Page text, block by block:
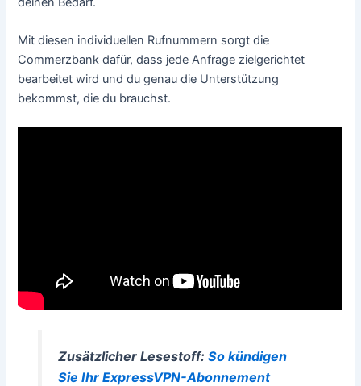
Mit diesen individuellen Rufnummern sorgt die
Commerzbank dafür, dass jede Anfrage zielgerichtet
bearbeitet wird und du genau die Unterstützung
bekommst, die du brauchst.
Zusätzlicher Lesestoff: So kündigen
Sie Ihr ExpressVPN-Abonnement